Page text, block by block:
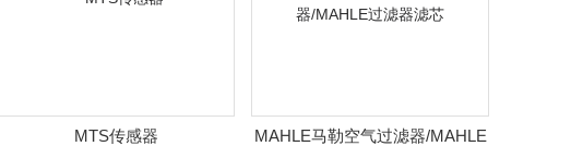
MTS传感器
MAHLE马勒空气过滤器/MAHLE